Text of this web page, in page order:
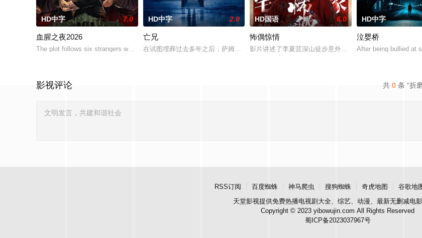
HD中字 7.0
血腥之夜2026
The plot follows six strangers who enter a cash-prize endurance challenge at the Val
HD中字 2.0
亡兄
在试图埋葬过去多年之后，萨姆被迫回到了她空荡荡的童年故居，因为她得知了哥哥马修神秘
HD国语 6.0
怖偶惊情
影片讲述了李夏芸深山徒步意外坠崖后闯入隐秘古宅求救
HD中字
泣婴桥
After being bullied at
共 0 条 “折
影视评论
RSS订阅 百度蜘蛛 神马爬虫 搜狗蜘蛛 奇虎地图 谷歌地
天堂影视提供免费热播电视剧大全、综艺、动漫、最新无删减电
Copyright © 2023 yibowujin.com All Rights Reserved
蜀ICP备2023037967号